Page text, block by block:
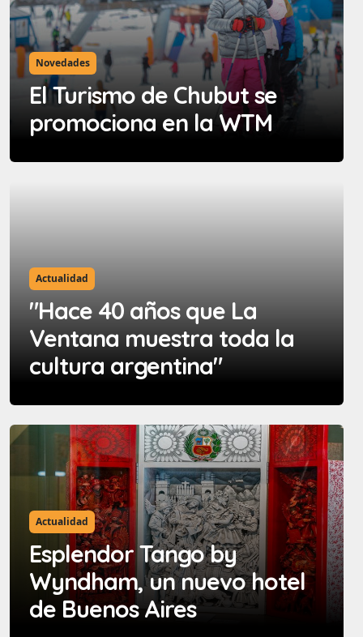
Novedades
El Turismo de Chubut se
promociona en la WTM
Actualidad
"Hace 40 años que La
Ventana muestra toda la
cultura argentina"
Actualidad
Esplendor Tango by
Wyndham, un nuevo hotel
de Buenos Aires